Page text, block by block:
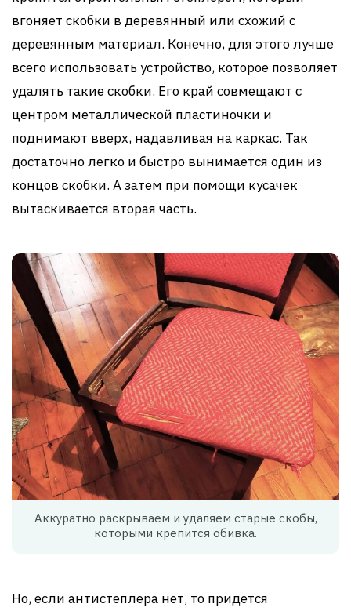
вгоняет скобки в деревянный или схожий с
деревянным материал. Конечно, для этого лучше
всего использовать устройство, которое позволяет
удалять такие скобки. Его край совмещают с
центром металлической пластиночки и
поднимают вверх, надавливая на каркас. Так
достаточно легко и быстро вынимается один из
концов скобки. А затем при помощи кусачек
вытаскивается вторая часть.
Аккуратно раскрываем и удаляем старые скобы,
которыми крепится обивка.
Но, если антистеплера нет, то придется